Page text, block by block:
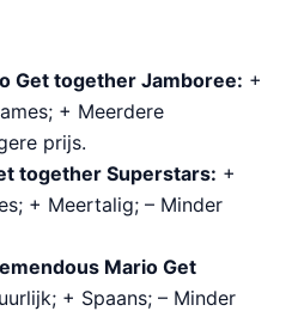
Get together Jamboree: +
+ Meerdere
prijs.
together Superstars: +
+ Meertalig; – Minder
Mario Get
+ Spaans; – Minder